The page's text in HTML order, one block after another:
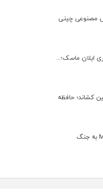
مصنوعی چینی
کشاند؛ حافظه
موتورولا با Moto Pad 70 به جنگ